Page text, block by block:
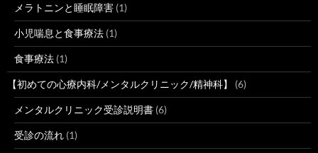
メラトニンと睡眠障害 (1)
小児喘息と食事療法 (1)
食事療法 (1)
【初めての心療内科/メンタルクリニック/精神科】 (6)
メンタルクリニック受診説明書 (6)
受診の流れ (1)